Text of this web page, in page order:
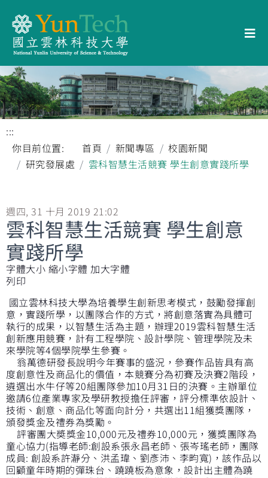
:::
你目前位置:
首頁 新聞專區
校園新聞
研究發展處
雲科智慧生活競賽 學生創意實踐所學
週四, 31 十月 2019 21:02
雲科智慧生活競賽 學生創意
實踐所學
字體大小 縮小字體 加大字體
列印
國立雲林科技大學為培養學生創新思考模式，鼓勵發揮創
意，實踐所學，以團隊合作的方式，將創意落實為具體可
執行的成果，以智慧生活為主題，辦理2019雲科智慧生活
創新應用競賽，計有工程學院、設計學院、管理學院及未
來學院等4個學院學生參賽。
翁萬德研發長說明今年賽事的盛況，參賽作品皆具有高
度創意性及商品化的價值，本競賽分為初賽及決賽2階段，
遴選出水牛仔等20組團隊參加10月31日的決賽。主辦單位
邀請6位產業專家及學研教授擔任評審，評分標準依設計、
技術、創意、商品化等面向計分，共選出11組獲獎團隊，
頒發獎金及禮券為獎勵。
評審團大奬獎金10,000元及禮券10,000元，獲獎團隊為
童心協力(指導老師:創設系張永昌老師、張岑瑤老師，團隊
成員: 創設系許瀞分、洪孟瑋、劉彥沛、李畇寬)，該作品以
回顧童年時期的彈珠台、蹺蹺板為意象，設計出主體為蹺